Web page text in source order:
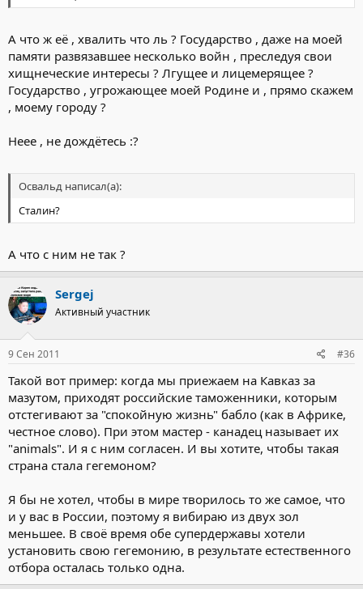
А что ж её , хвалить что ль ? Государство , даже на моей
памяти развязавшее несколько войн , преследуя свои
хищнеческие интересы ? Лгущее и лицемерящее ?
Государство , угрожающее моей Родине и , прямо скажем
, моему городу ?
Неее , не дождётесь :?
Освальд написал(а):
Сталин?
А что с ним не так ?
Sergej
Активный участник
9 Сен 2011 #36
Такой вот пример: когда мы приежаем на Кавказ за
мазутом, приходят российские таможенники, которым
отстегивают за "спокойную жизнь" бабло (как в Африке,
честное слово). При этом мастер - канадец называет их
"animals". И я с ним согласен. И вы хотите, чтобы такая
страна стала гегемоном?
Я бы не хотел, чтобы в мире творилось то же самое, что
и у вас в России, поэтому я вибираю из двух зол
меньшее. В своё время обе супердержавы хотели
установить свою гегемонию, в результате естественного
отбора осталась только одна.